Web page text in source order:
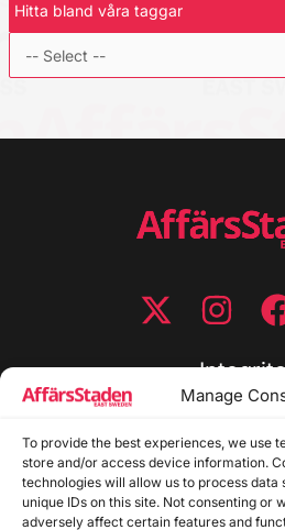
Manage
To provide the best experiences, we use
store and/or access device information.
technologies will allow us to process
unique IDs on this site. Not consenting or
adversely affect certain features and
Hitta bland våra taggar
Redaktionell